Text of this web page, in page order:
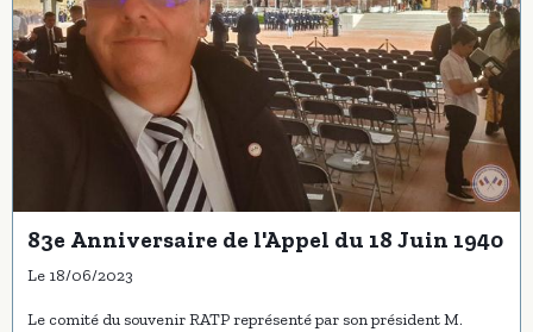
83e Anniversaire de l'Appel du 18 Juin 1940
Le 18/06/2023
Le comité du souvenir RATP représenté par son président M.